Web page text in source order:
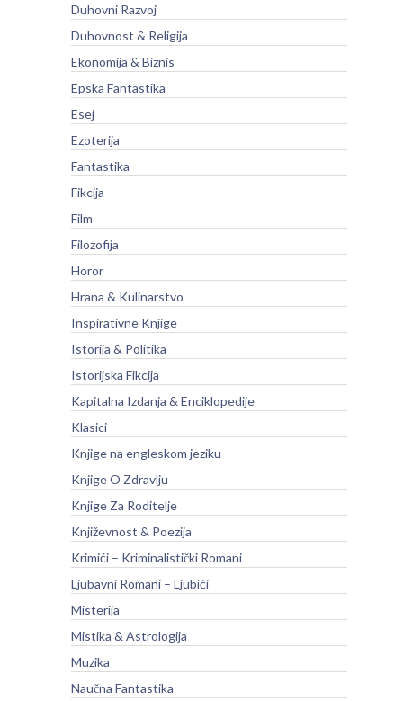
Duhovni Razvoj
Duhovnost & Religija
Ekonomija & Biznis
Epska Fantastika
Esej
Ezoterija
Fantastika
Fikcija
Film
Filozofija
Horor
Hrana & Kulinarstvo
Inspirativne Knjige
Istorija & Politika
Istorijska Fikcija
Kapitalna Izdanja & Enciklopedije
Klasici
Knjige na engleskom jeziku
Knjige O Zdravlju
Knjige Za Roditelje
Književnost & Poezija
Krimići – Kriminalistički Romani
Ljubavni Romani – Ljubići
Misterija
Mistika & Astrologija
Muzika
Naučna Fantastika